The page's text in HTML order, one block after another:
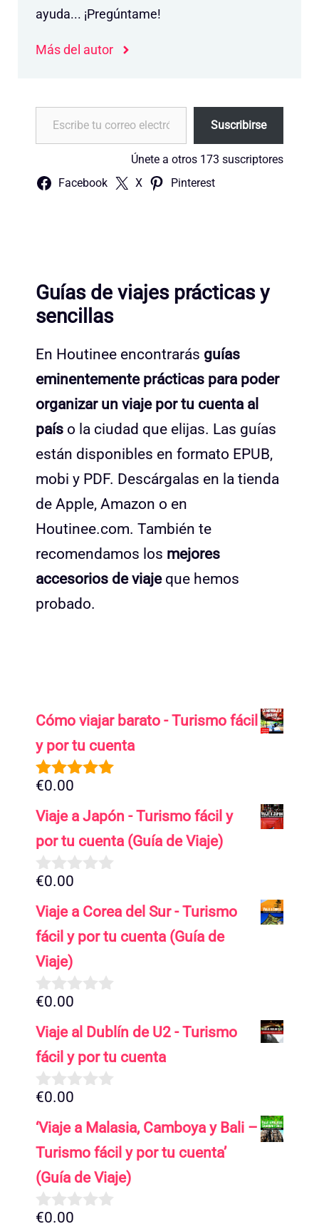
ayuda... ¡Pregúntame!
Más del autor
Escribe tu correo electrónico…
Suscribirse
Únete a otros 173 suscriptores
Facebook X Pinterest
Guías de viajes prácticas y
sencillas
En Houtinee encontrarás guías
eminentemente prácticas para poder
organizar un viaje por tu cuenta al
país o la ciudad que elijas. Las guías
están disponibles en formato EPUB,
mobi y PDF. Descárgalas en la tienda
de Apple, Amazon o en
Houtinee.com. También te
recomendamos los mejores
accesorios de viajeque hemos
probado.
Cómo viajar barato - Turismo fácil
y por tu cuenta
5.00de 5
€0.00
Viaje a Japón - Turismo fácil y
por tu cuenta (Guía de Viaje)
0
e
5
€0.00
Viaje a Corea del Sur - Turismo
fácil y por tu cuenta (Guía de
Viaje)
0
e
5
€0.00
Viaje al Dublín de U2 - Turismo
fácil y por tu cuenta
0
e
5
€0.00
‘Viaje a Malasia, Camboya y Bali –
Turismo fácil y por tu cuenta’
(Guía de Viaje)
0
€0.00